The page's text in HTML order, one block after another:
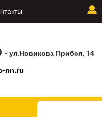
- ул.Новикова Прибоя, 14
nn.ru